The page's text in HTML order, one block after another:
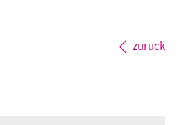
zurück